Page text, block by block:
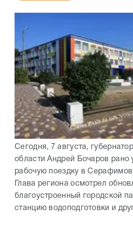
Сегодня, 7 августа,
области Андрей Бочаров рано
рабочую поездку в
Глава региона осмотрел
благоустроенный городской
станцию водоподготовки и